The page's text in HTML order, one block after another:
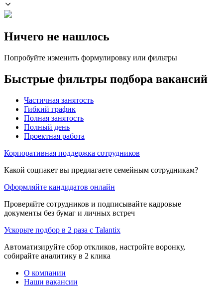
Ничего не нашлось
Попробуйте изменить формулировку или фильтры
Быстрые фильтры подбора вакансий
Частичная занятость
Гибкий график
Полная занятость
Полный день
Проектная работа
Корпоративная поддержка сотрудников
Какой соцпакет вы предлагаете семейным сотрудникам?
Оформляйте кандидатов онлайн
Проверяйте сотрудников и подписывайте кадровые
документы без бумаг и личных встреч
Ускорьте подбор в 2 раза с Talantix
Автоматизируйте сбор откликов, настройте воронку,
собирайте аналитику в 2 клика
О компании
Наши вакансии